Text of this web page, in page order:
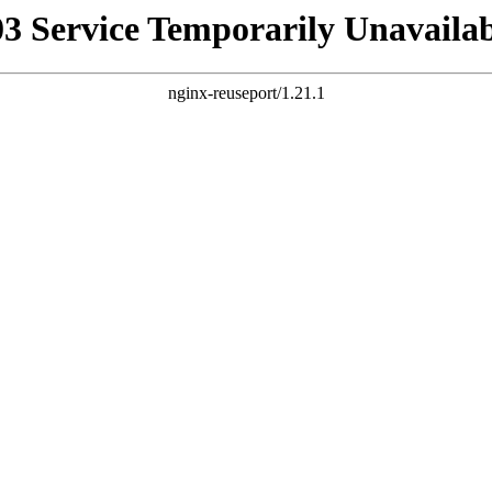
Service Temporarily
nginx-reuseport/1.21.1